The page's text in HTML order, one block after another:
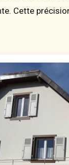
Cette